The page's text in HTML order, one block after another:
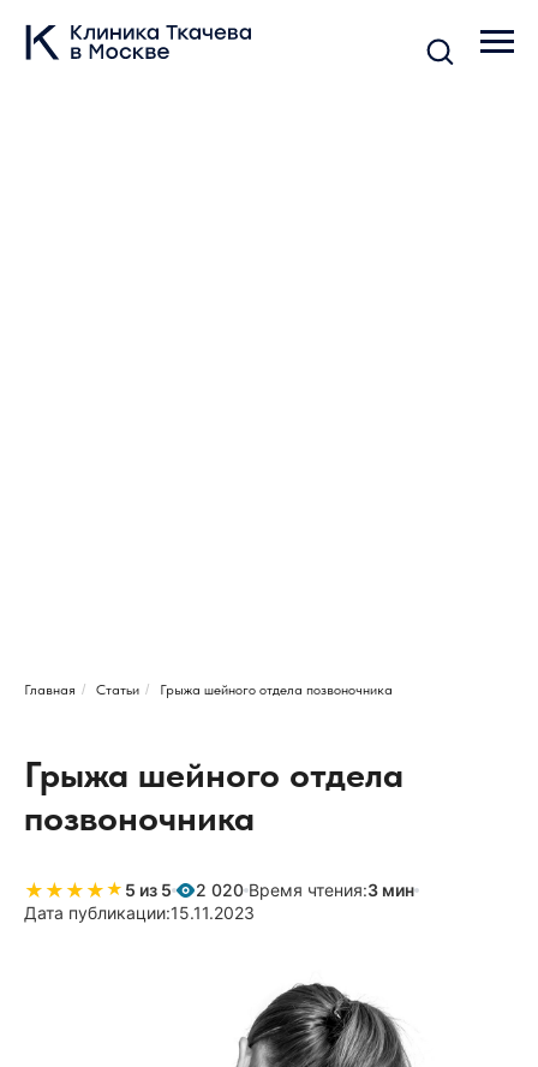
Главная / Статьи / Грыжа шейного отдела позвоночника
Грыжа шейного отдела
позвоночника
★ ★ ★ ★★
★ 5 из 5 2 020 Время чтения:3 мин
Дата публикации:15.11.2023